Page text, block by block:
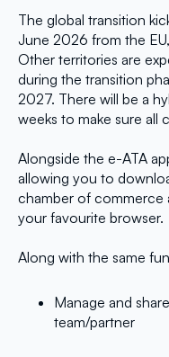
The global transition
June 2026 from the
Other territories are
during the transition
2027. There will be a
weeks to make sure all
Alongside the e-ATA
allowing you to
chamber of commerce
your favourite browser.
Along with the same
Manage and
team/partner